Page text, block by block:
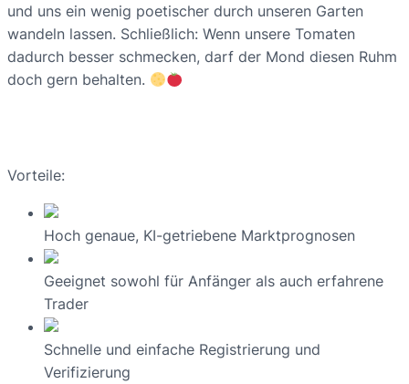
und uns ein wenig poetischer durch unseren Garten
wandeln lassen. Schließlich: Wenn unsere Tomaten
dadurch besser schmecken, darf der Mond diesen Ruhm
doch gern behalten.
Vorteile:
Hoch genaue, KI-getriebene Marktprognosen
Geeignet sowohl für Anfänger als auch erfahrene
Trader
Schnelle und einfache Registrierung und
Verifizierung